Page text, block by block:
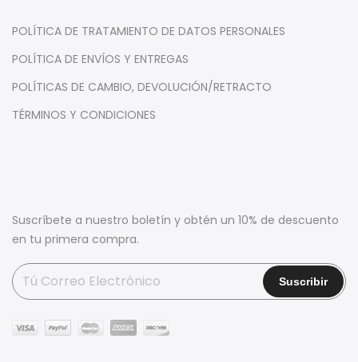
POLÍTICA DE TRATAMIENTO DE DATOS PERSONALES
POLÍTICA DE ENVÍOS Y ENTREGAS
POLÍTICAS DE CAMBIO, DEVOLUCIÓN/RETRACTO
TÉRMINOS Y CONDICIONES
Suscríbete a nuestro boletín y obtén un 10% de descuento
en tu primera compra.